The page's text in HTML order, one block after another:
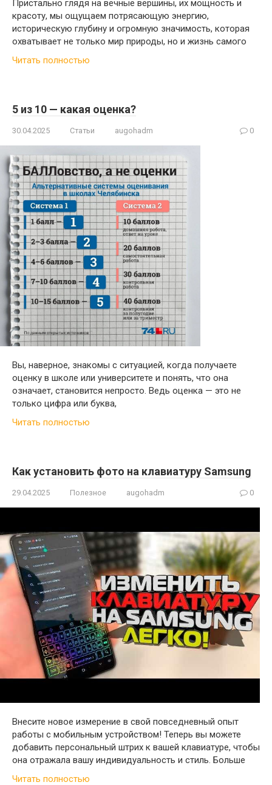
Пристально глядя на вечные вершины, их мощность и
красоту, мы ощущаем потрясающую энергию,
историческую глубину и огромную значимость, которая
охватывает не только мир природы, но и жизнь самого
Читать полностью
5 из 10 — какая оценка?
30.04.2025 Статьи augohadm 0
Вы, наверное, знакомы с ситуацией, когда получаете
оценку в школе или университете и понять, что она
означает, становится непросто. Ведь оценка — это не
только цифра или буква,
Читать полностью
Как установить фото на клавиатуру Samsung
29.04.2025 Полезное augohadm 0
Внесите новое измерение в свой повседневный опыт
работы с мобильным устройством! Теперь вы можете
добавить персональный штрих к вашей клавиатуре, чтобы
она отражала вашу индивидуальность и стиль. Больше
Читать полностью